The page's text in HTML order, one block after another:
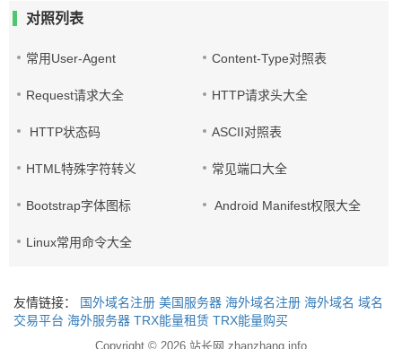
对照列表
常用User-Agent Content-Type对照表
Request请求大全 HTTP请求头大全
HTTP状态码 ASCII对照表
HTML特殊字符转义 常见端口大全
Bootstrap字体图标 Android Manifest权限大全
Linux常用命令大全
友情链接： 国外域名注册 美国服务器 海外域名注册 海外域名 域名
交易平台 海外服务器 TRX能量租赁 TRX能量购买
Copyright © 2026 站长网 zhanzhang.info